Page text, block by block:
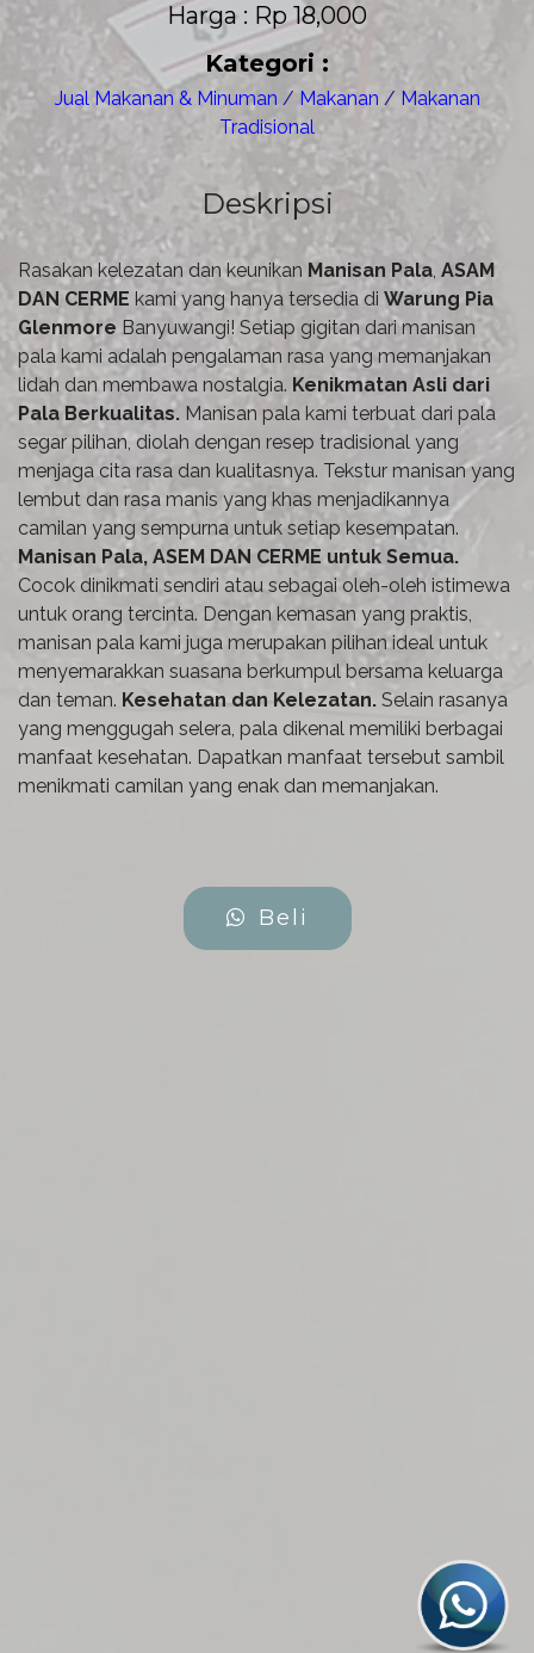
Harga : Rp 18,000
Kategori :
Jual Makanan & Minuman / Makanan / Makanan
Tradisional
Deskripsi
Rasakan kelezatan dan keunikan Manisan Pala, ASAM
DAN CERME kami yang hanya tersedia di Warung Pia
Glenmore Banyuwangi! Setiap gigitan dari manisan
pala kami adalah pengalaman rasa yang memanjakan
lidah dan membawa nostalgia. Kenikmatan Asli dari
Pala Berkualitas. Manisan pala kami terbuat dari pala
segar pilihan, diolah dengan resep tradisional yang
menjaga cita rasa dan kualitasnya. Tekstur manisan yang
lembut dan rasa manis yang khas menjadikannya
camilan yang sempurna untuk setiap kesempatan.
Manisan Pala, ASEM DAN CERME untuk Semua.
Cocok dinikmati sendiri atau sebagai oleh-oleh istimewa
untuk orang tercinta. Dengan kemasan yang praktis,
manisan pala kami juga merupakan pilihan ideal untuk
menyemarakkan suasana berkumpul bersama keluarga
dan teman. Kesehatan dan Kelezatan. Selain rasanya
yang menggugah selera, pala dikenal memiliki berbagai
manfaat kesehatan. Dapatkan manfaat tersebut sambil
menikmati camilan yang enak dan memanjakan.
Beli